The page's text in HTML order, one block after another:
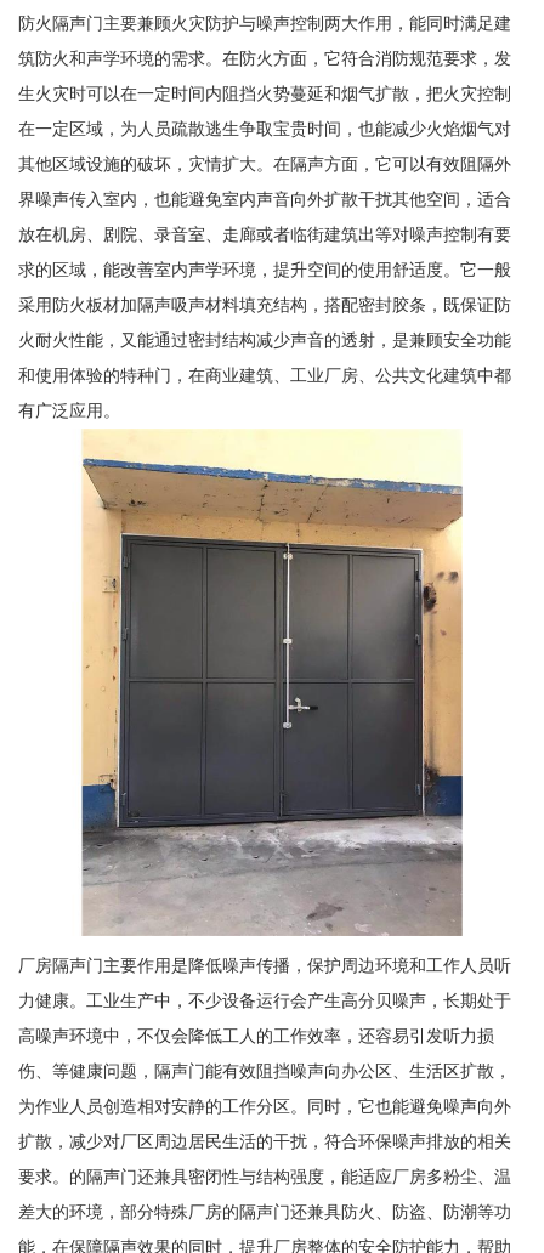
防火隔声门主要兼顾火灾防护与噪声控制两大作用，能同时满足建
筑防火和声学环境的需求。在防火方面，它符合消防规范要求，发
生火灾时可以在一定时间内阻挡火势蔓延和烟气扩散，把火灾控制
在一定区域，为人员疏散逃生争取宝贵时间，也能减少火焰烟气对
其他区域设施的破坏，灾情扩大。在隔声方面，它可以有效阻隔外
界噪声传入室内，也能避免室内声音向外扩散干扰其他空间，适合
放在机房、剧院、录音室、走廊或者临街建筑出等对噪声控制有要
求的区域，能改善室内声学环境，提升空间的使用舒适度。它一般
采用防火板材加隔声吸声材料填充结构，搭配密封胶条，既保证防
火耐火性能，又能通过密封结构减少声音的透射，是兼顾安全功能
和使用体验的特种门，在商业建筑、工业厂房、公共文化建筑中都
有广泛应用。
厂房隔声门主要作用是降低噪声传播，保护周边环境和工作人员听
力健康。工业生产中，不少设备运行会产生高分贝噪声，长期处于
高噪声环境中，不仅会降低工人的工作效率，还容易引发听力损
伤、等健康问题，隔声门能有效阻挡噪声向办公区、生活区扩散，
为作业人员创造相对安静的工作分区。同时，它也能避免噪声向外
扩散，减少对厂区周边居民生活的干扰，符合环保噪声排放的相关
要求。的隔声门还兼具密闭性与结构强度，能适应厂房多粉尘、温
差大的环境，部分特殊厂房的隔声门还兼具防火、防盗、防潮等功
能，在保障隔声效果的同时，提升厂房整体的安全防护能力，帮助